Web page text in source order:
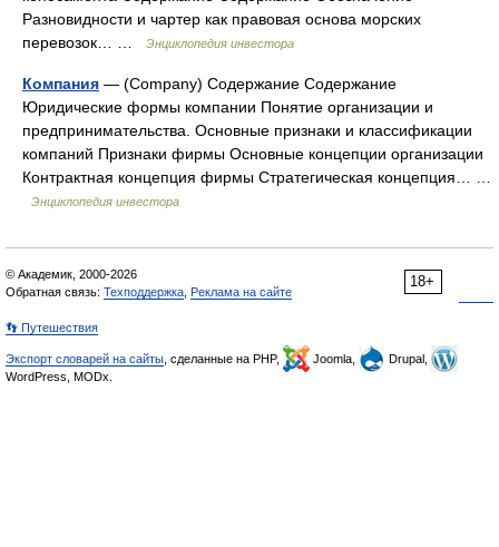
Разновидности и чартер как правовая основа морских
перевозок… …
Энциклопедия инвестора
Компания — (Company) Содержание Содержание
Юридические формы компании Понятие организации и
предпринимательства. Основные признаки и классификации
компаний Признаки фирмы Основные концепции организации
Контрактная концепция фирмы Стратегическая концепция… …
Энциклопедия инвестора
18+
© Академик, 2000-2026
Обратная связь: Техподдержка Реклама на сайте
👣 Путешествия
Экспорт словарей на сайты , сделанные на PHP, Joomla,
Drupal,
WordPress, MODx.